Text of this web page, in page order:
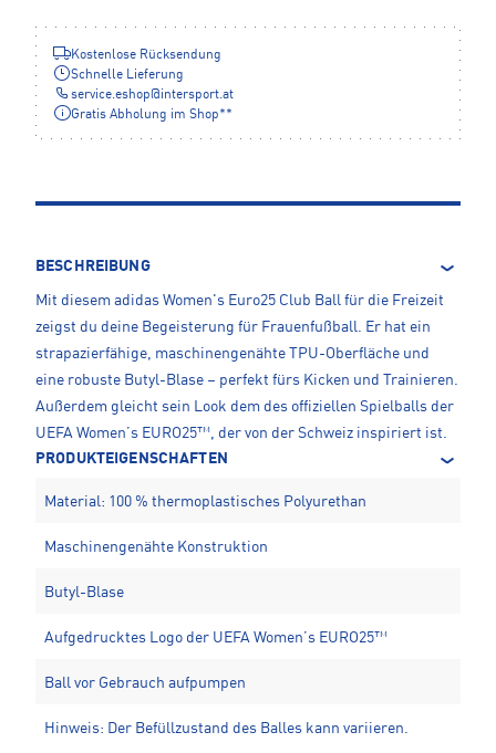
Kostenlose Rücksendung
Schnelle Lieferung
service.eshop@intersport.at
Gratis Abholung im Shop**
BESCHREIBUNG
Mit diesem adidas Women's Euro25 Club Ball für die Freizeit
zeigst du deine Begeisterung für Frauenfußball. Er hat ein
strapazierfähige, maschinengenähte TPU-Oberfläche und
eine robuste Butyl-Blase – perfekt fürs Kicken und Trainieren.
Außerdem gleicht sein Look dem des offiziellen Spielballs der
UEFA Women’s EURO25™, der von der Schweiz inspiriert ist.
PRODUKTEIGENSCHAFTEN
Material: 100 % thermoplastisches Polyurethan
Maschinengenähte Konstruktion
Butyl-Blase
Aufgedrucktes Logo der UEFA Women’s EURO25™
Ball vor Gebrauch aufpumpen
Hinweis: Der Befüllzustand des Balles kann variieren.